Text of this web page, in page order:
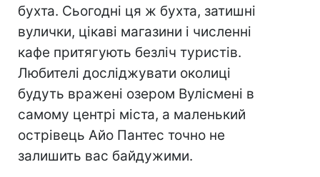
бухта. Сьогодні ця ж бухта, затишні
вулички, цікаві магазини і численні
кафе притягують безліч туристів.
Любителі досліджувати околиці
будуть вражені озером Вулісмені в
самому центрі міста, а маленький
острівець Айо Пантес точно не
залишить вас байдужими.